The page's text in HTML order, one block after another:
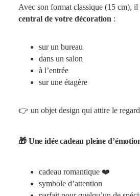
Avec son format classique (15 cm), il
central de votre décoration :
sur un bureau
dans un salon
à l’entrée
sur une étagère
👉 un objet design qui attire le
🎁 Une idée cadeau pleine
cadeau romantique ❤️
symbole d’attention